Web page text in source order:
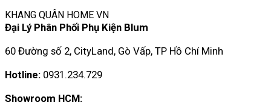
KHANG QUÂN HOME VN
Đại Lý Phân Phối Phụ Kiện Blum
60 Đường số 2, CityLand, Gò Vấp, TP Hồ Chí Minh
Hotline: 0931.234.729
Showroom HCM: